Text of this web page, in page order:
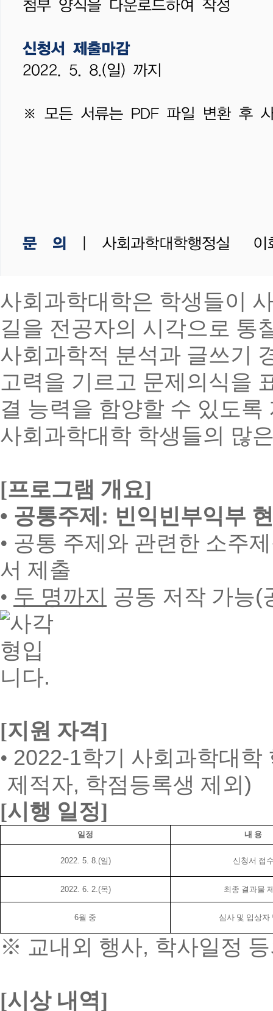
사회과학대학은 학생들이
길을 전공자의 시각으로 통
사회과학적 분석과 글쓰기
고력을 기르고 문제의식을
결 능력을 함양할 수 있도
사회과학대학 학생들의 많
[프로그램 개요]
• 공통주제 : 빈익빈부익부
• 공통 주제와 관련한 소주
서 제출
• 두 명까지 공동 저작 가능(
[지원 자격]
• 2022-1학기 사회과학대학
제적자, 학점등록생 제외)
[시행 일정]
일정 내 용
2022. 5. 8.(일) 신청서 접
2022. 6. 2.(목) 최종 결과물
6월 중 심사 및 입상자
※ 교내외 행사, 학사일정
[시상 내역]